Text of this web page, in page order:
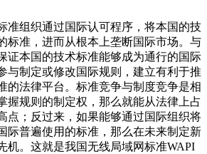
准组织通过国际认可程序，将本国的技
标准，进而从根本上垄断国际市场。与
证本国的技术标准能够成为通行的国际
与制定或修改国际规则，建立有利于推
的法律平台。标准竞争与制度竞争是相
握规则的制定权，那么就能从法律上占
点；反过来，如果能够通过国际组织将
际普遍使用的标准，那么在未来制定新
机。这就是我国无线局域网标准WAPI